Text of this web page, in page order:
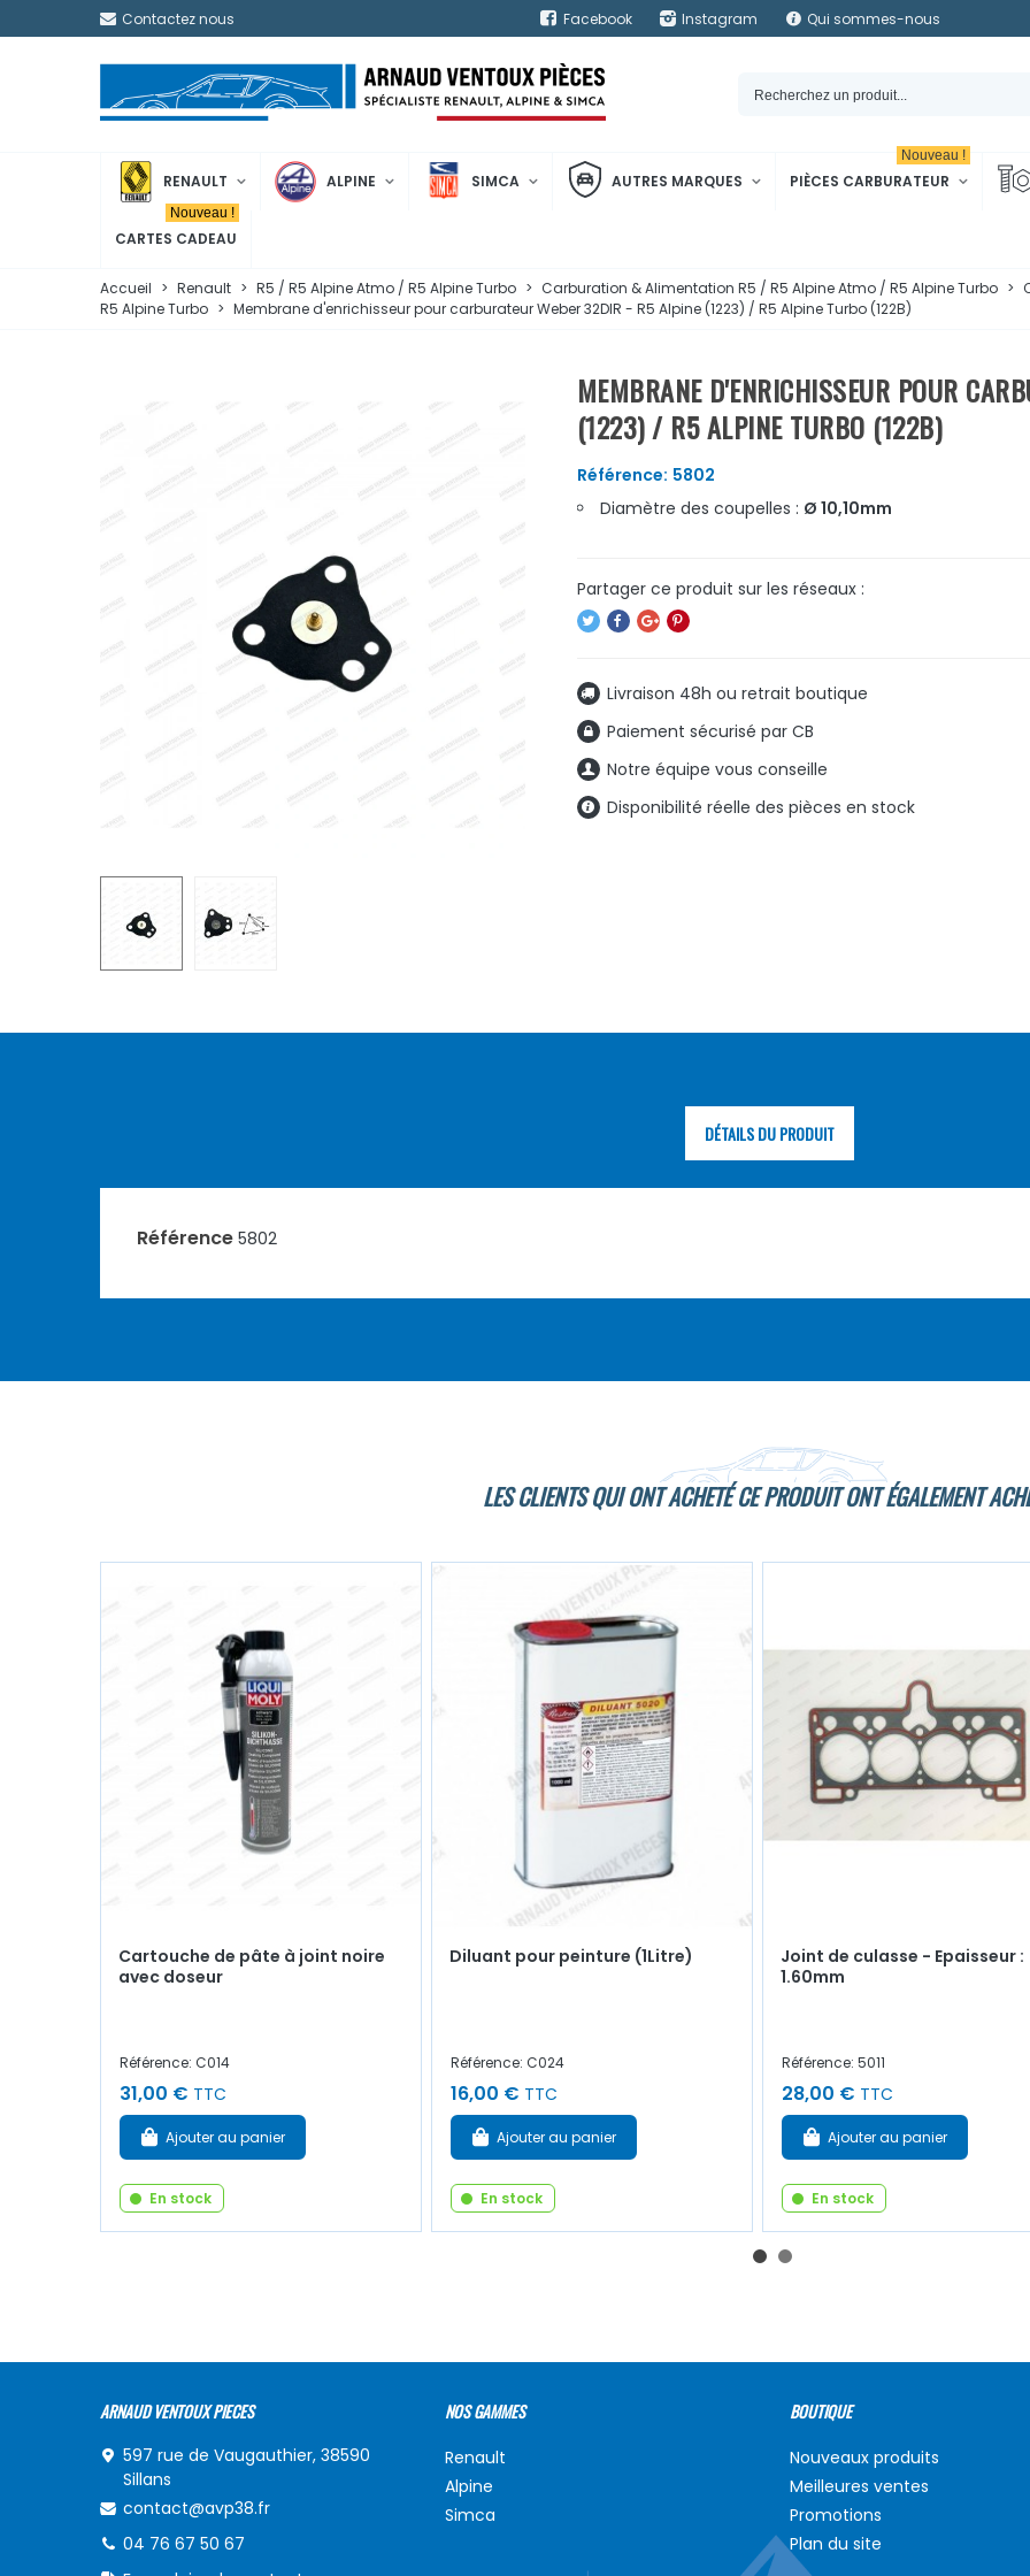
Contactez nous Facebook Instagram Qui sommes-nous
RENAULT ALPINE SIMCA AUTRES MARQUES PIÈCES CARBURATEUR
Nouveau !
CARTES CADEAU
Nouveau !
Accueil > Renault > R5 / R5 Alpine Atmo / R5 Alpine Turbo > Carburation & Alimentation R5 / R5 Alpine Atmo / R5 Alpine Turbo >
R5 Alpine Turbo > Membrane d'enrichisseur pour carburateur Weber 32DIR - R5 Alpine (1223) / R5 Alpine Turbo (122B)
MEMBRANE D'ENRICHISSEUR POUR
(1223) / R5 ALPINE TURBO (122B)
Référence: 5802
Diamètre des coupelles : Ø 10,10mm
Livraison 48h ou retrait boutique
Paiement sécurisé par CB
Notre équipe vous conseille
Disponibilité réelle des pièces en stock
DÉTAILS DU PRODUIT
Référence 5802
LES CLIENTS QUI ONT ACHETÉ CE PRODUIT ONT ÉGALEMENT
Cartouche de pâte à joint noire
avec doseur
Référence: C014
31,00 € TTC
Ajouter au panier
En stock
Diluant pour peinture (1Litre)
Référence: C024
16,00 € TTC
Ajouter au panier
En stock
Joint de culasse - Epaisseur :
1.60mm
Référence: 5011
28,00 € TTC
Ajouter au panier
En stock
ARNAUD VENTOUX PIECES
597 rue de Vaugauthier, 38590
Sillans
contact@avp38.fr
04 76 67 50 67
NOS GAMMES
Renault
Alpine
Simca
BOUTIQUE
Nouveaux produits
Meilleures ventes
Promotions
Plan du site